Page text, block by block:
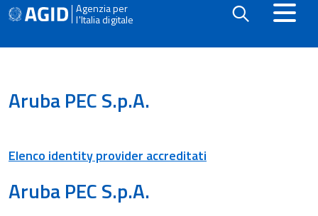
Agenzia per
l'Italia digitale
Aruba PEC S.p.A.
Elenco identity provider accreditati
Aruba PEC S.p.A.